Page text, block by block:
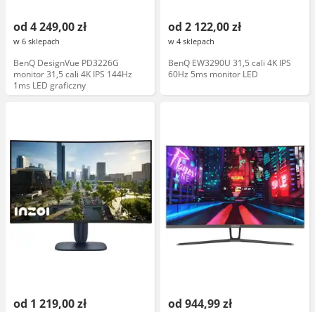
od 4 249,00 zł
w 6 sklepach
BenQ DesignVue PD3226G
monitor 31,5 cali 4K IPS 144Hz
1ms LED graficzny
od 2 122,00 zł
w 4 sklepach
BenQ EW3290U 31,5 cali 4K IPS
60Hz 5ms monitor LED
od 1 219,00 zł od 944,99 zł